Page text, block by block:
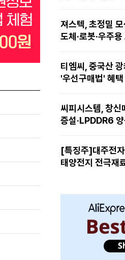
져스텍, 초정밀
도체·로봇·우주
티엠씨, 중국산
'우선구매법' 혜
씨피시스템, 창신
증설·LPDDR6
[특징주]대주전
태양전지 전극재